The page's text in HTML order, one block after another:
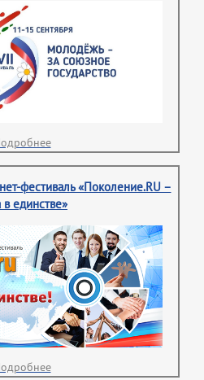
фестиваль «Поколение.RU –
в единстве»